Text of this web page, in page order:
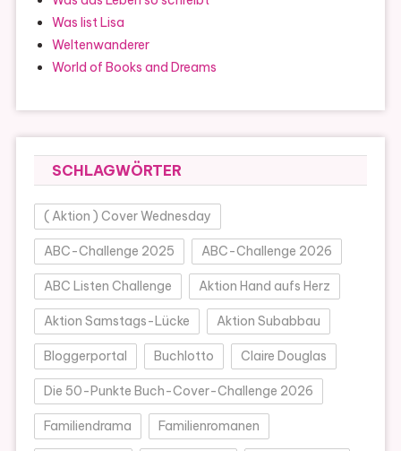
Was list Lisa
Weltenwanderer
World of Books and Dreams
SCHLAGWÖRTER
( Aktion ) Cover Wednesday
ABC-Challenge 2025 ABC-Challenge 2026
ABC Listen Challenge Aktion Hand aufs Herz
Aktion Samstags-Lücke Aktion Subabbau
Bloggerportal Buchlotto Claire Douglas
Die 50-Punkte Buch-Cover-Challenge 2026
Familiendrama Familienromanen